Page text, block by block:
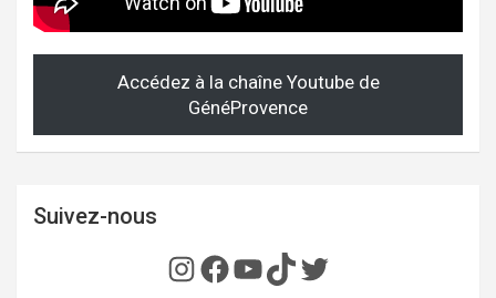
Accédez à la chaîne Youtube de
GénéProvence
Suivez-nous
Instagram
Facebook
YouTube
TikTok
Twitter